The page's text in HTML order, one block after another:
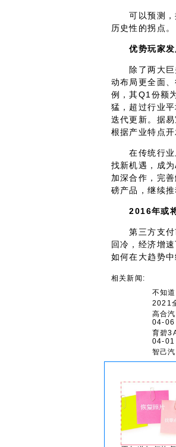
可以预测，接
历史性的拐点。
优势玩家
除了两大巨头
动布局更全面
例，其Q1份额
猛，超过行业
迭代更新。据
根据产业特点
在传统行业上
找新机遇，成
加深合作，完
磅产品，继续
2016年或
第三方支付市
回冷，经济增
如何在大趋势
相关新闻:
不知
2021
高合
04-
育碧
04-
智己